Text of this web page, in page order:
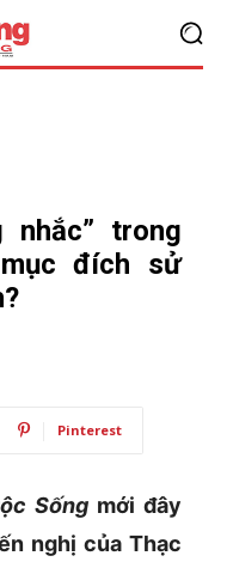
nhắc” trong
đích sử
Pinterest
Sốngmới đây
nghị của Thạc